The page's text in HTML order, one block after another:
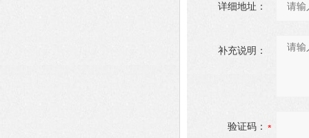
详细地址：
补充说明：
验证码：